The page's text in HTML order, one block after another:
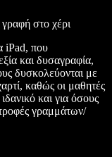
στο χέρι
iPad, που
και δυσαγραφία,
δυσκολεύονται με
καθώς οι μαθητές
και για όσους
γραμμάτων/